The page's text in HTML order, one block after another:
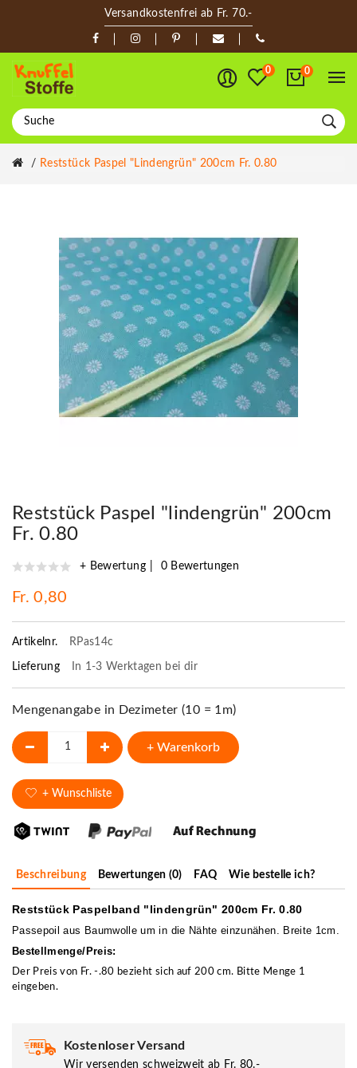
Versandkostenfrei ab Fr. 70.-
0 0
Reststück Paspel "lindengrün" 200cm Fr. 0.80
Reststück Paspel "lindengrün" 200cm
Fr. 0.80
+ Bewertung 0 Bewertungen
Fr. 0,80
Artikelnr. RPas14c
Lieferung In 1-3 Werktagen bei dir
Mengenangabe in Dezimeter (10 = 1m)
+ Warenkorb
+ Wunschliste
Beschreibung Bewertungen (0) FAQ Wie bestelle ich?
Reststück Paspelband "lindengrün" 200cm Fr. 0.80
Passepoil aus Baumwolle um in die Nähte einzunähen. Breite 1cm.
Bestellmenge/Preis:
Der Preis von Fr. -.80 bezieht sich auf 200 cm. Bitte Menge 1
eingeben.
Kostenloser Versand
Wir versenden schweizweit ab Fr. 80.-